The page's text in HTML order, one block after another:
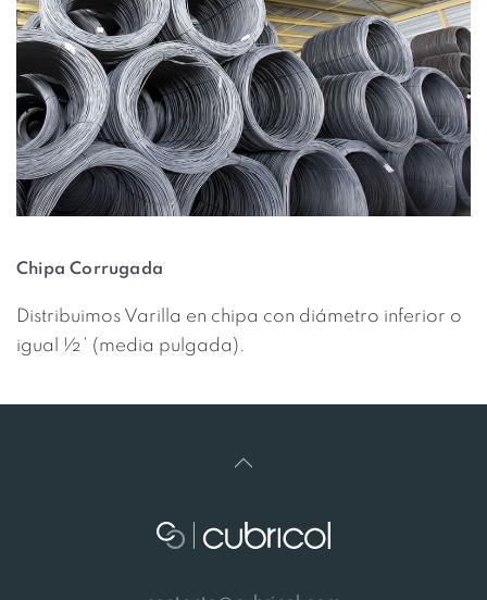
Chipa Corrugada
Distribuimos Varilla en chipa con diámetro inferior o
igual ½’ (media pulgada).